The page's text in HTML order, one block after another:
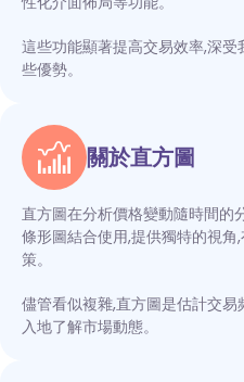
這些功能顯著提高交易效率,深
些優勢。
關於直方圖
直方圖在分析價格變動隨時間的
條形圖結合使用,提供獨特的視
策。
儘管看似複雜,直方圖是估計交
入地了解市場動態。